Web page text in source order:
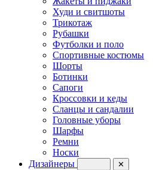
Худи и свитшоты
Трикотаж
Рубашки
Футболки и поло
Спортивные костюмы
Шорты
Ботинки
Сапоги
Кроссовки и кеды
Сланцы и сандалии
Головные уборы
Шарфы
Ремни
Носки
Дизайнеры
✕